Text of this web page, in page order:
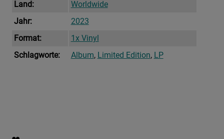
Land:
Worldwide
Jahr:
2023
Format:
1x Vinyl
Schlagworte:
Album, Limited Edition, LP